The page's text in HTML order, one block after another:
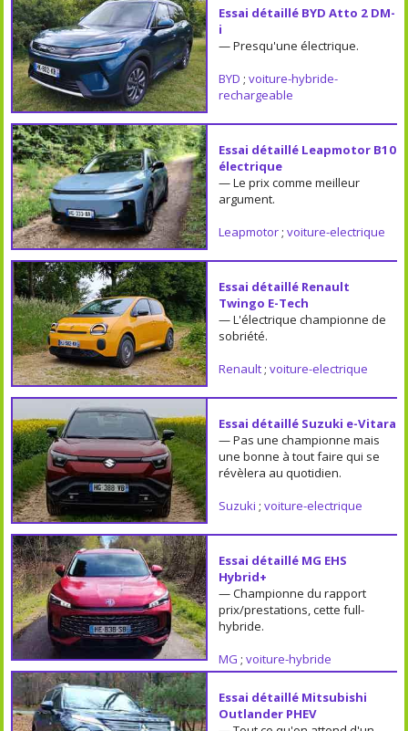
Essai détaillé BYD Atto 2 DM-
i
— Presqu'une électrique.
BYD ; voiture-hybride-
rechargeable
Essai détaillé Leapmotor B10
électrique
— Le prix comme meilleur
argument.
Leapmotor; voiture-electrique
Essai détaillé Renault
Twingo E-Tech
— L'électrique championne de
sobriété.
Renault; voiture-electrique
Essai détaillé Suzuki e-Vitara
— Pas une championne mais
une bonne à tout faire qui se
révèlera au quotidien.
Suzuki ; voiture-electrique
Essai détaillé MG EHS
Hybrid+
— Championne du rapport
prix/prestations, cette full-
hybride.
MG ; voiture-hybride
Essai détaillé Mitsubishi
Outlander PHEV